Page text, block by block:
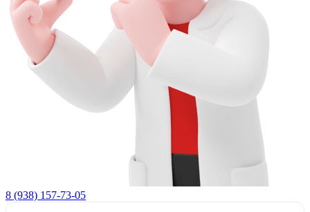
8 (938) 157-73-05